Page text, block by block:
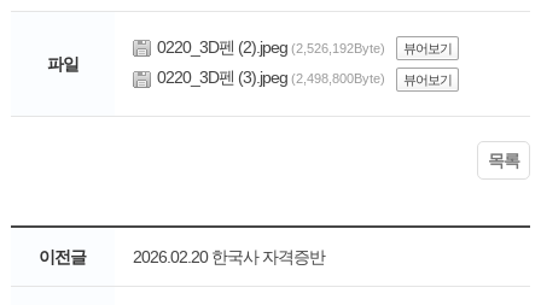
파일
0220_3D펜 (2).jpeg (2,526,192Byte) 뷰어보기
0220_3D펜 (3).jpeg (2,498,800Byte) 뷰어보기
목록
이전글 2026.02.20 한국사 자격증반